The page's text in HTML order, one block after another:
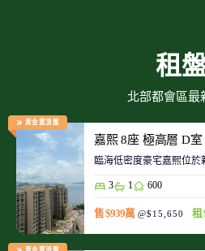
租
北部都會區最
黃金置頂盤
嘉熙 8座 極高層 D室
臨海低密度豪宅嘉熙位
3 1 600
售 $939萬 @$15,650 租